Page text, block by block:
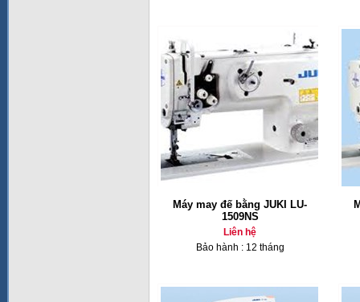
Máy may đế bằng JUKI LU-
1509NS
Liên hệ
Bảo hành : 12 tháng